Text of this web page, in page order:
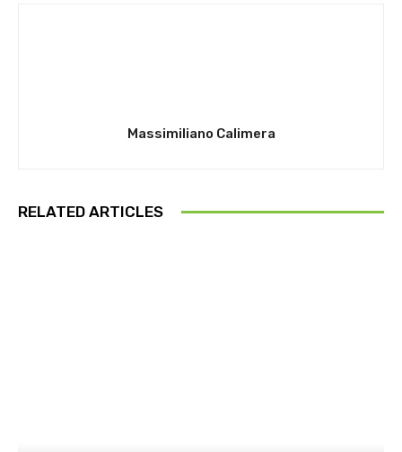
Massimiliano Calimera
RELATED ARTICLES